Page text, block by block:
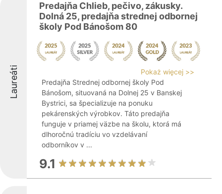
Laureáti
Predajňa Chlieb, pečivo, zákusky.
Dolná 25, predajňa strednej odbornej
školy Pod Bánošom 80
Pokaż więcej >>
Predajňa Strednej odbornej školy Pod
Bánošom, situovaná na Dolnej 25 v Banskej
Bystrici, sa špecializuje na ponuku
pekárenských výrobkov. Táto predajňa
funguje v priamej väzbe na školu, ktorá má
dlhoročnú tradíciu vo vzdelávaní
odborníkov v ...
9.1